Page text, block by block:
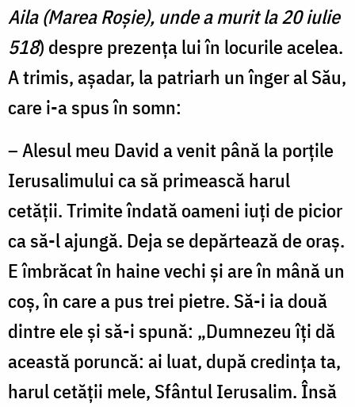
Aila (Marea Roşie), unde a murit la 20 iulie
518) despre prezenţa lui în locurile acelea.
A trimis, aşadar, la patriarh un înger al Său,
care i-a spus în somn:
– Alesul meu David a venit până la porţile
Ierusalimului ca să primească harul
cetăţii. Trimite îndată oameni iuţi de picior
ca să-l ajungă. Deja se depărtează de oraş.
E îmbrăcat în haine vechi şi are în mână un
coş, în care a pus trei pietre. Să-i ia două
dintre ele şi să-i spună: „Dumnezeu îţi dă
această poruncă: ai luat, după credinţa ta,
harul cetăţii mele, Sfântul Ierusalim. Însă